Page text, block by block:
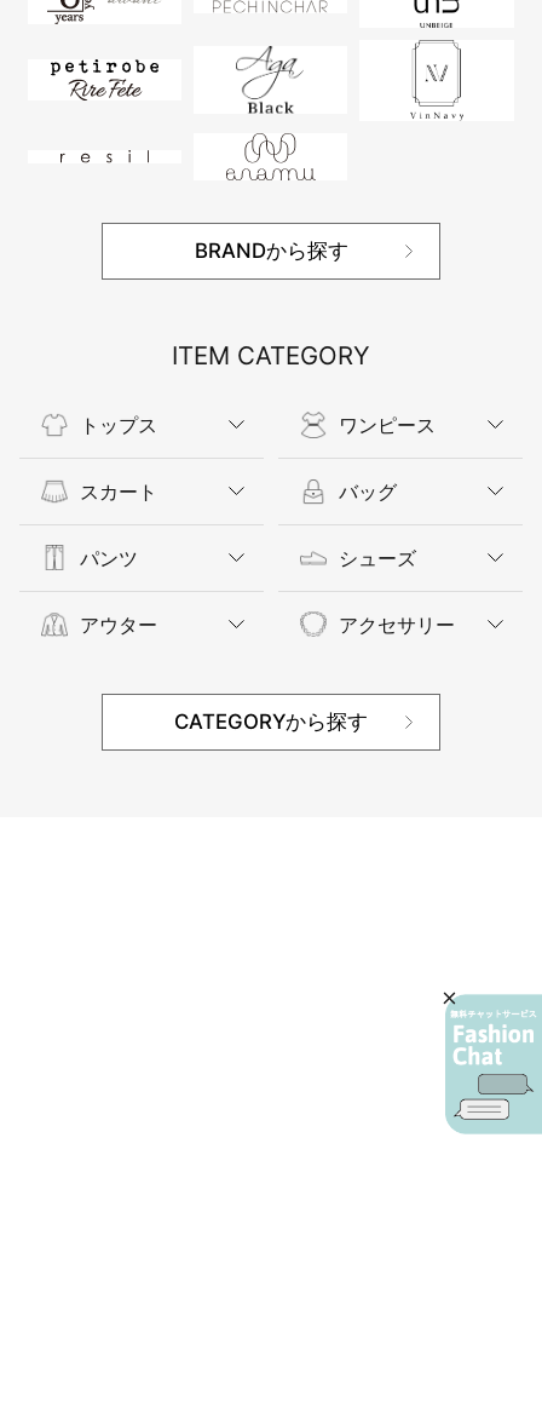
BRANDから探す
ITEM CATEGORY
トップス
スカート
パンツ
アウター
ワンピース
バッグ
シューズ
アクセサリー
CATEGORYから探す